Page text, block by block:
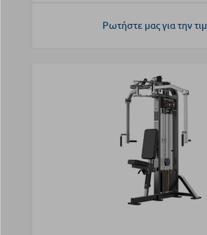
Ρωτήστε μας για την